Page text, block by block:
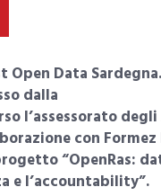
Open Data Sardegna.
dalla
l’assessorato
con Formez
“OpenRas:
e l’accountability”.